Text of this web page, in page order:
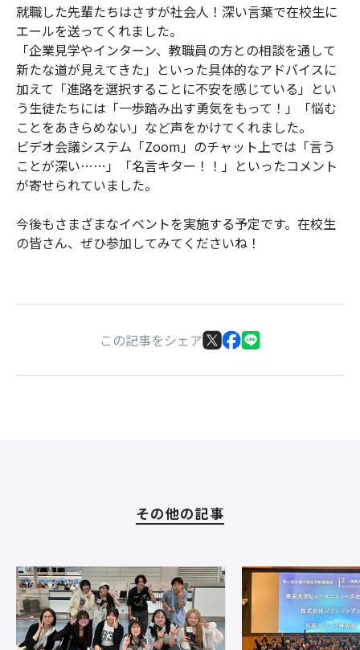
就職した先輩たちはさすが社会人！深い言葉で在校生に
エールを送ってくれました。
「企業見学やインターン、教職員の方との相談を通して
新たな道が見えてきた」といった具体的なアドバイスに
加えて「進路を選択することに不安を感じている」とい
う生徒たちには「一歩踏み出す勇気をもって！」「悩む
ことをあきらめない」など声をかけてくれました。
ビデオ会議システム「Zoom」のチャット上では「言う
ことが深い……」「名言キター！！」といったコメント
が寄せられていました。
今後もさまざまなイベントを実施する予定です。在校生
の皆さん、ぜひ参加してみてくださいね！
この記事をシェア
その他の記事